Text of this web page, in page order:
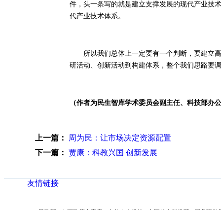
件，头一条写的就是建立支撑发展的现代产业技
代产业技术体系。
所以我们总体上一定要有一个判断，要建立高
研活动、创新活动到构建体系，整个我们思路要
（作者为民生智库学术委员会副主任、科技部办
上一篇：
周为民：让市场决定资源配置
下一篇： 贾康：科教兴国 创新发展
友情链接